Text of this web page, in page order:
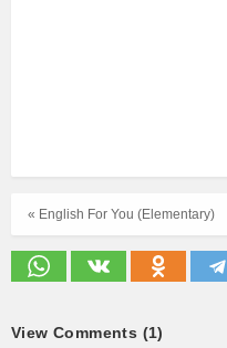
« English For You (Elementary)
View Comments (1)